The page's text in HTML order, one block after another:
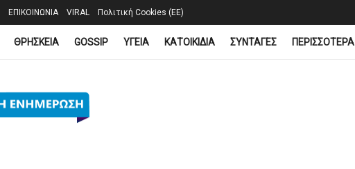
ΕΠΙΚΟΙΝΩΝΙΑ VIRAL Πολιτική Cookies (ΕΕ)
ΘΡΗΣΚΕΙΑ GOSSIP YΓΕΙΑ ΚΑΤΟΙΚΙΔΙΑ ΣΥΝΤΑΓΕΣ ΠΕΡΙΣΣΟΤΕΡΑ